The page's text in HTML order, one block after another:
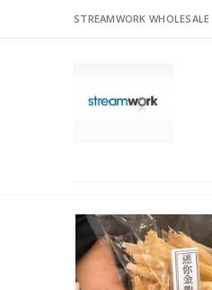
STREAMWORK WHOLESALE